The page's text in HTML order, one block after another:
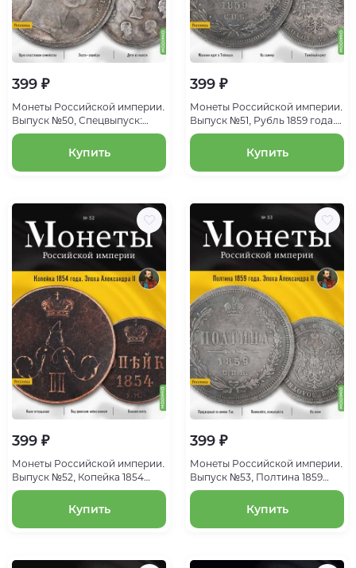
399 ₽
Монеты Российской империи.
Выпуск №50, Спецвыпуск:
Семейный рубль 1836 года.
Эпоха Николая IКупить
399 ₽
Монеты Российской империи.
Выпуск №51, Рубль 1859 года.
Эпоха Александра II
Купить
399 ₽
Монеты Российской империи.
Выпуск №52, Копейка 1854
года. Эпоха Александра II
Купить
399 ₽
Монеты Российской империи.
Выпуск №53, Полтина 1859
года. Эпоха Александра II
Купить